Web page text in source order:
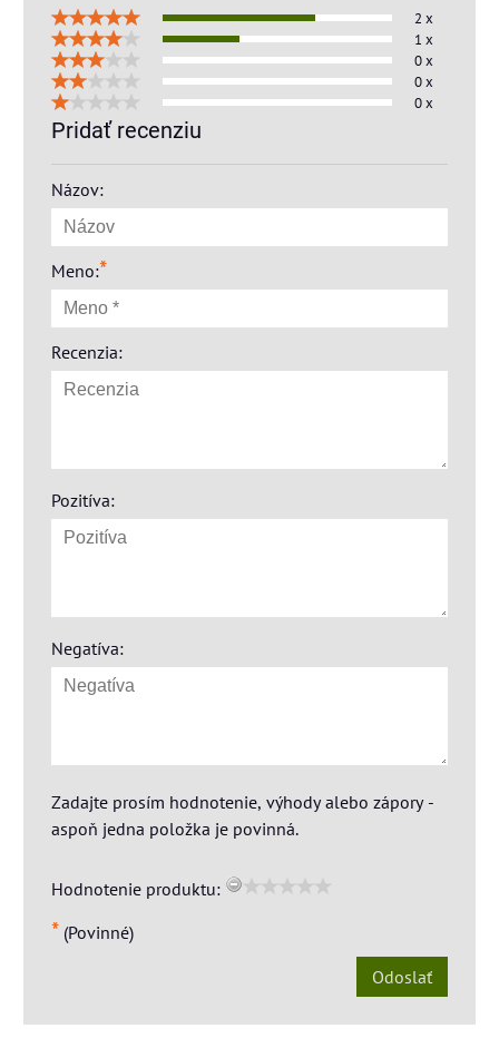
2 x
1 x
0 x
0 x
0 x
Pridať recenziu
Názov:
Meno:*
Recenzia:
Pozitíva:
Negatíva:
Zadajte prosím hodnotenie, výhody alebo zápory -
aspoň jedna položka je povinná.
Hodnotenie produktu:
* (Povinné)
Odoslať